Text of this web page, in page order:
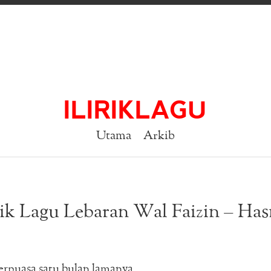
ILIRIKLAGU
Utama Arkib
Lagu Lebaran Wal Faizin –
satu bulan lamanya